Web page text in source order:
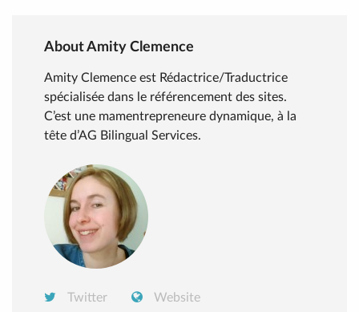
About Amity Clemence
Amity Clemence est Rédactrice/Traductrice
spécialisée dans le référencement des sites.
C’est une mamentrepreneure dynamique, à la
tête d’AG Bilingual Services.
Twitter Website